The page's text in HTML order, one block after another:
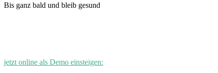
Bis ganz bald und bleib gesund
jetzt online als Demo einsteigen: